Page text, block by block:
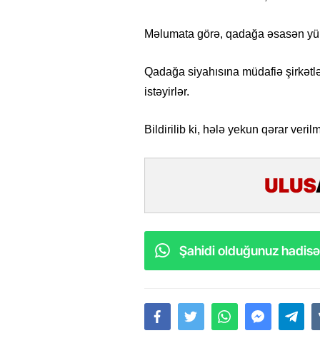
Məlumata görə, qadağa əsasən
Qadağa siyahısına müdafiə
istəyirlər.
Bildirilib ki, hələ yekun qərar
Şahidi olduğunuz